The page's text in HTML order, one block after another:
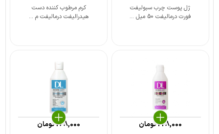
ژل پوست چرب سبولیفت
فورت درمالیفت 50 میل ...
کرم مرطوب کننده دست
هیدرالیفت درمالیفت م ...
228,000تومان 268,000تومان